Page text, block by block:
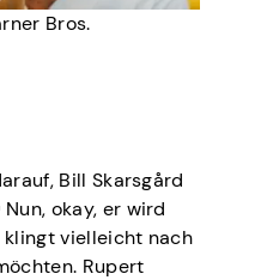
Bros.
Bill Skarsgård
okay, er wird
klingt vielleicht nach
Rupert